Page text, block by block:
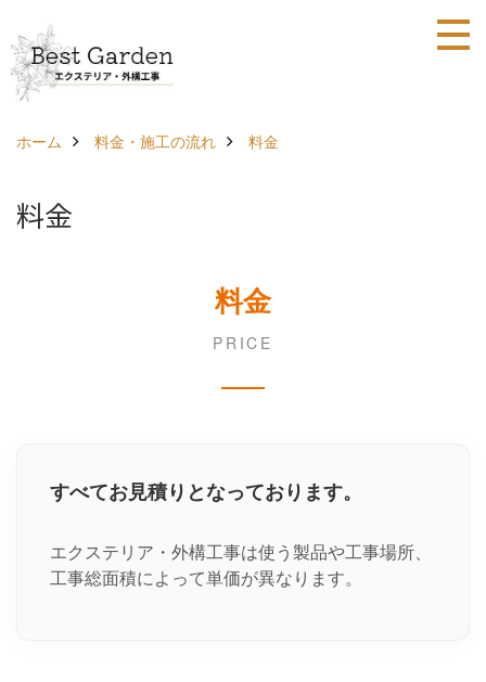
ホーム 料金・施工の流れ 料金
料金
料金
PRICE
すべてお見積りとなっております。
エクステリア・外構工事は使う製品や工事場所、
工事総面積によって単価が異なります。